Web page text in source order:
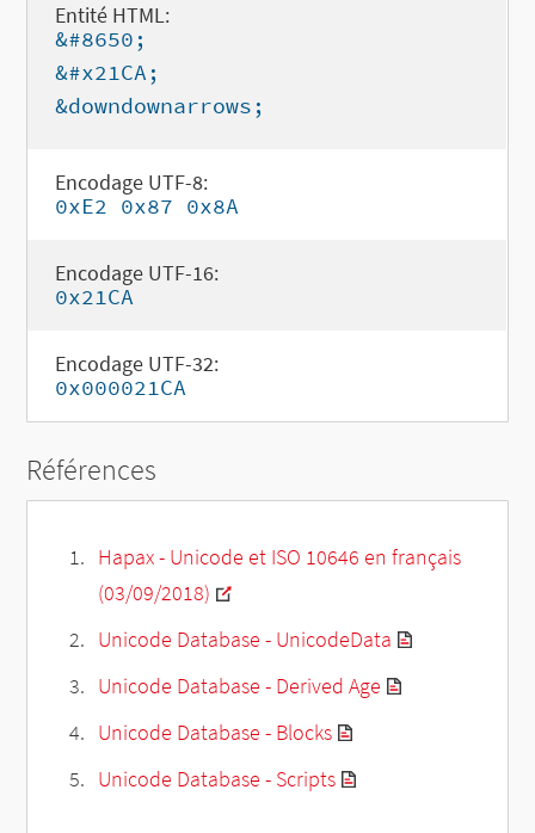
Entité HTML:
&#8650;
&#x21CA;
&downdownarrows;
Encodage UTF-8:
0xE2 0x87 0x8A
Encodage UTF-16:
0x21CA
Encodage UTF-32:
0x000021CA
Références
Hapax - Unicode et ISO 10646 en français
(03/09/2018)
Unicode Database - UnicodeData
Unicode Database - Derived Age
Unicode Database - Blocks
Unicode Database - Scripts